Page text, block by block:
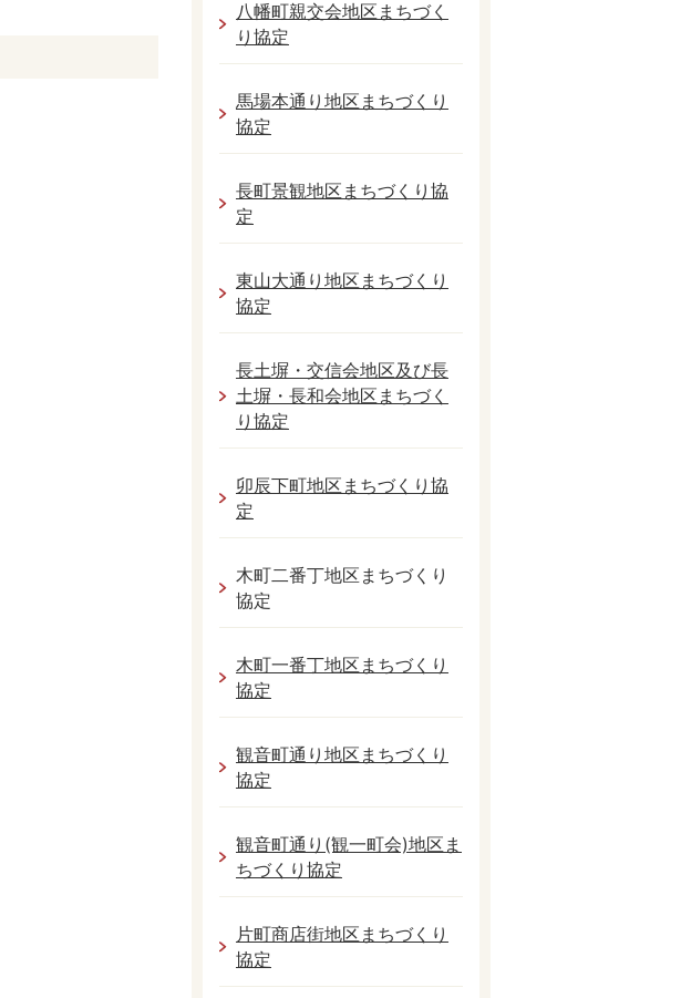
八幡町親交会地区まちづく
り協定
馬場本通り地区まちづくり
協定
長町景観地区まちづくり協
定
東山大通り地区まちづくり
協定
長土塀・交信会地区及び長
土塀・長和会地区まちづく
り協定
卯辰下町地区まちづくり協
定
木町二番丁地区まちづくり
協定
木町一番丁地区まちづくり
協定
観音町通り地区まちづくり
協定
観音町通り(観一町会)地区ま
ちづくり協定
片町商店街地区まちづくり
協定